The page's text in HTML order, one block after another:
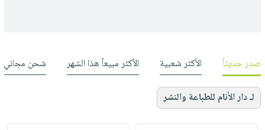
صدر حديثاً الأكثر شعبية الأكثر مبيعاً هذا الشهر شحن مجاني
لـ دار الأنام للطباعة والنشر